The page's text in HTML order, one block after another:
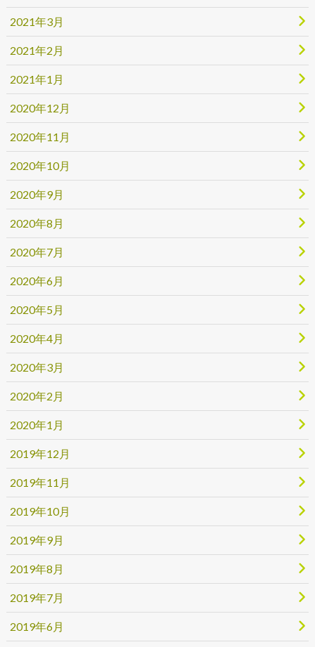
2021年3月
2021年2月
2021年1月
2020年12月
2020年11月
2020年10月
2020年9月
2020年8月
2020年7月
2020年6月
2020年5月
2020年4月
2020年3月
2020年2月
2020年1月
2019年12月
2019年11月
2019年10月
2019年9月
2019年8月
2019年7月
2019年6月